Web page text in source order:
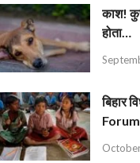
काश!
होता…
बिहार
Forum